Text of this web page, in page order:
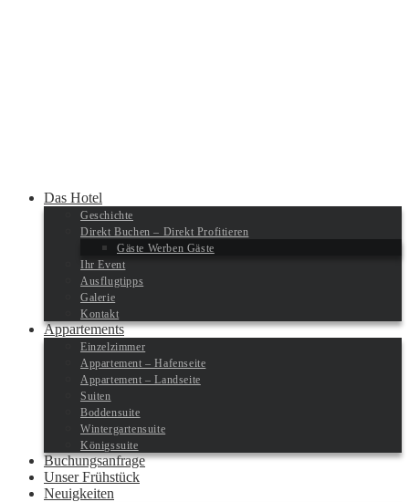
Das Hotel
Geschichte
Direkt Buchen – Direkt Profitieren
Gäste Werben Gäste
Ihr Event
Ausflugtipps
Galerie
Kontakt
Appartements
Einzelzimmer
Appartement – Hafenseite
Appartement – Landseite
Suiten
Boddensuite
Wintergartensuite
Königssuite
Buchungsanfrage
Unser Frühstück
Neuigkeiten